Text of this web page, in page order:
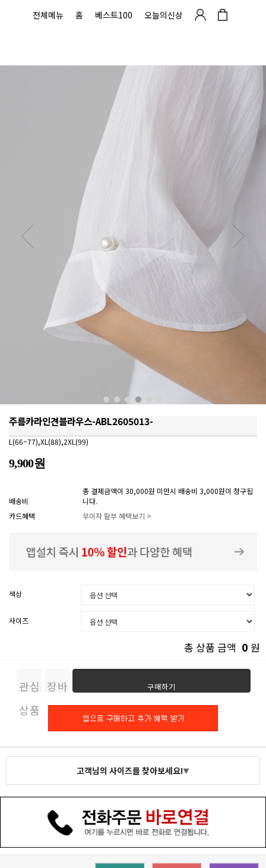
전체메뉴 홈 베스트100 오늘의신상
주름카라인견블라우스-ABL2605013-
L(66~77),XL(88),2XL(99)
9,900원
배송비
총 결제금액이 30,000원 미만시 배송비 3,000원이 청구됩
니다.
카드혜택
무이자 할부 혜택보기 >
색상
사이즈
총 상품 금액 0 원
관심
상품
장바
구니
구매하기
고객님의 사이즈를 찾아보세요!▼